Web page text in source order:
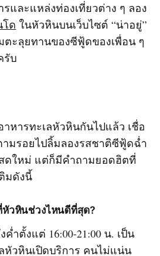
และแหล่งท่องเที่ยวต่าง ๆ ลอง
โด ในหัวหินบนเว็บไซต์ “น่าอยู่”
ตะลุยทานของซีฟู้ดของเพื่อน ๆ
รับ
หารทะเลหัวหินกันไปแล้ว เชื่อ
มรอยไปลิ้มลองรสชาติซีฟู้ดฉ่ำ
ดใหม่ แต่ก็มีคำถามยอดฮิตที่
มดังนี้
หัวหินช่วงไหนดีที่สุด?
ค่ำตั้งแต่ 16:00-21:00 น. เป็น
หัวหินเปิดบริการ คนไม่แน่น